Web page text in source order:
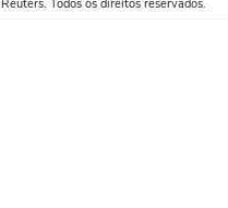
Todos os direitos reservados.